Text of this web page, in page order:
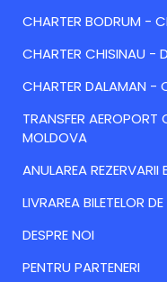
CHARTER BODRUM -
CHARTER CHISINAU -
CHARTER DALAMAN -
TRANSFER
MOLDOVA
ANULAREA REZERVARII
LIVRAREA BILETELOR
DESPRE NOI
PENTRU PARTENERI